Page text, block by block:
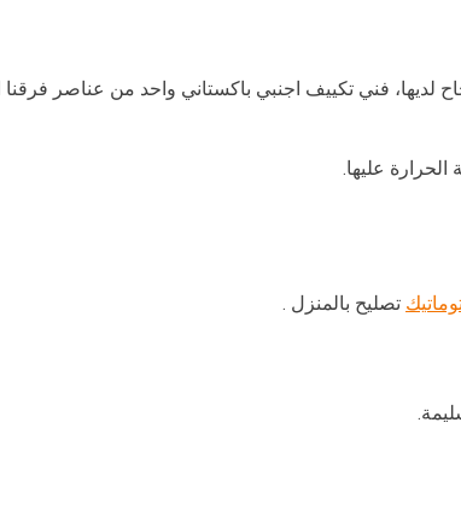
لديها، فني تكييف اجنبي باكستاني واحد من عناصر
عليها.
تصليح بالمنزل .